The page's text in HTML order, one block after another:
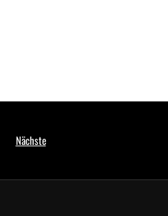
Nächste